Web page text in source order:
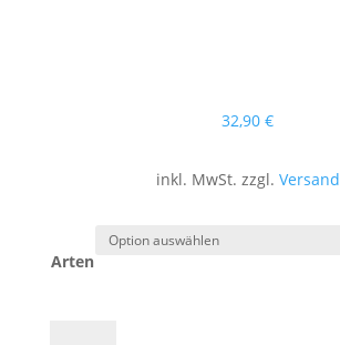
32,90€
inkl. MwSt. zzgl. Versand
Arten